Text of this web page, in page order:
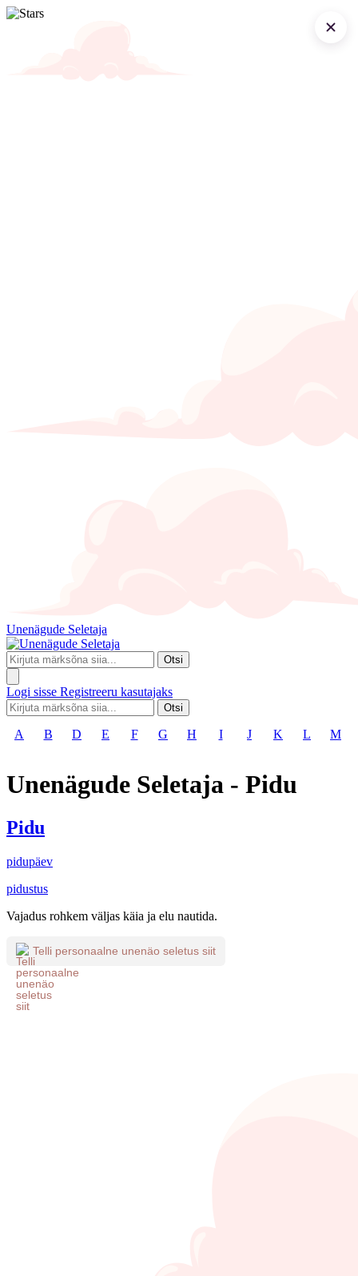
Unenägude Seletaja
Otsi
Logi sisse Registreeru kasutajaks
Otsi
A B D E F G H I J K L M
Unenägude Seletaja - Pidu
Pidu
pidupäev
pidustus
Vajadus rohkem väljas käia ja elu nautida.
Telli personaalne unenäo seletus siit